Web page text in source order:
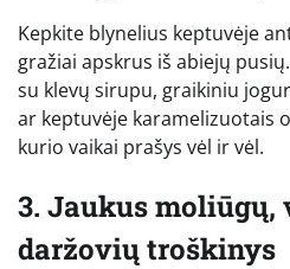
Kepkite blynelius keptuvėje
gražiai apskrus iš abiejų
su klevų sirupu, graikiniu
ar keptuvėje karamelizuotais
kurio vaikai prašys vėl ir vėl.
3. Jaukus moliūgų,
daržovių troškinys